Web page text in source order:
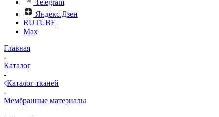
Telegram
Яндекс.Дзен
RUTUBE
Max
Главная
-
Каталог
-
Каталог тканей
-
Мембранные материалы